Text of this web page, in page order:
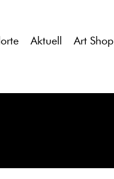
Aktuell Art Shop